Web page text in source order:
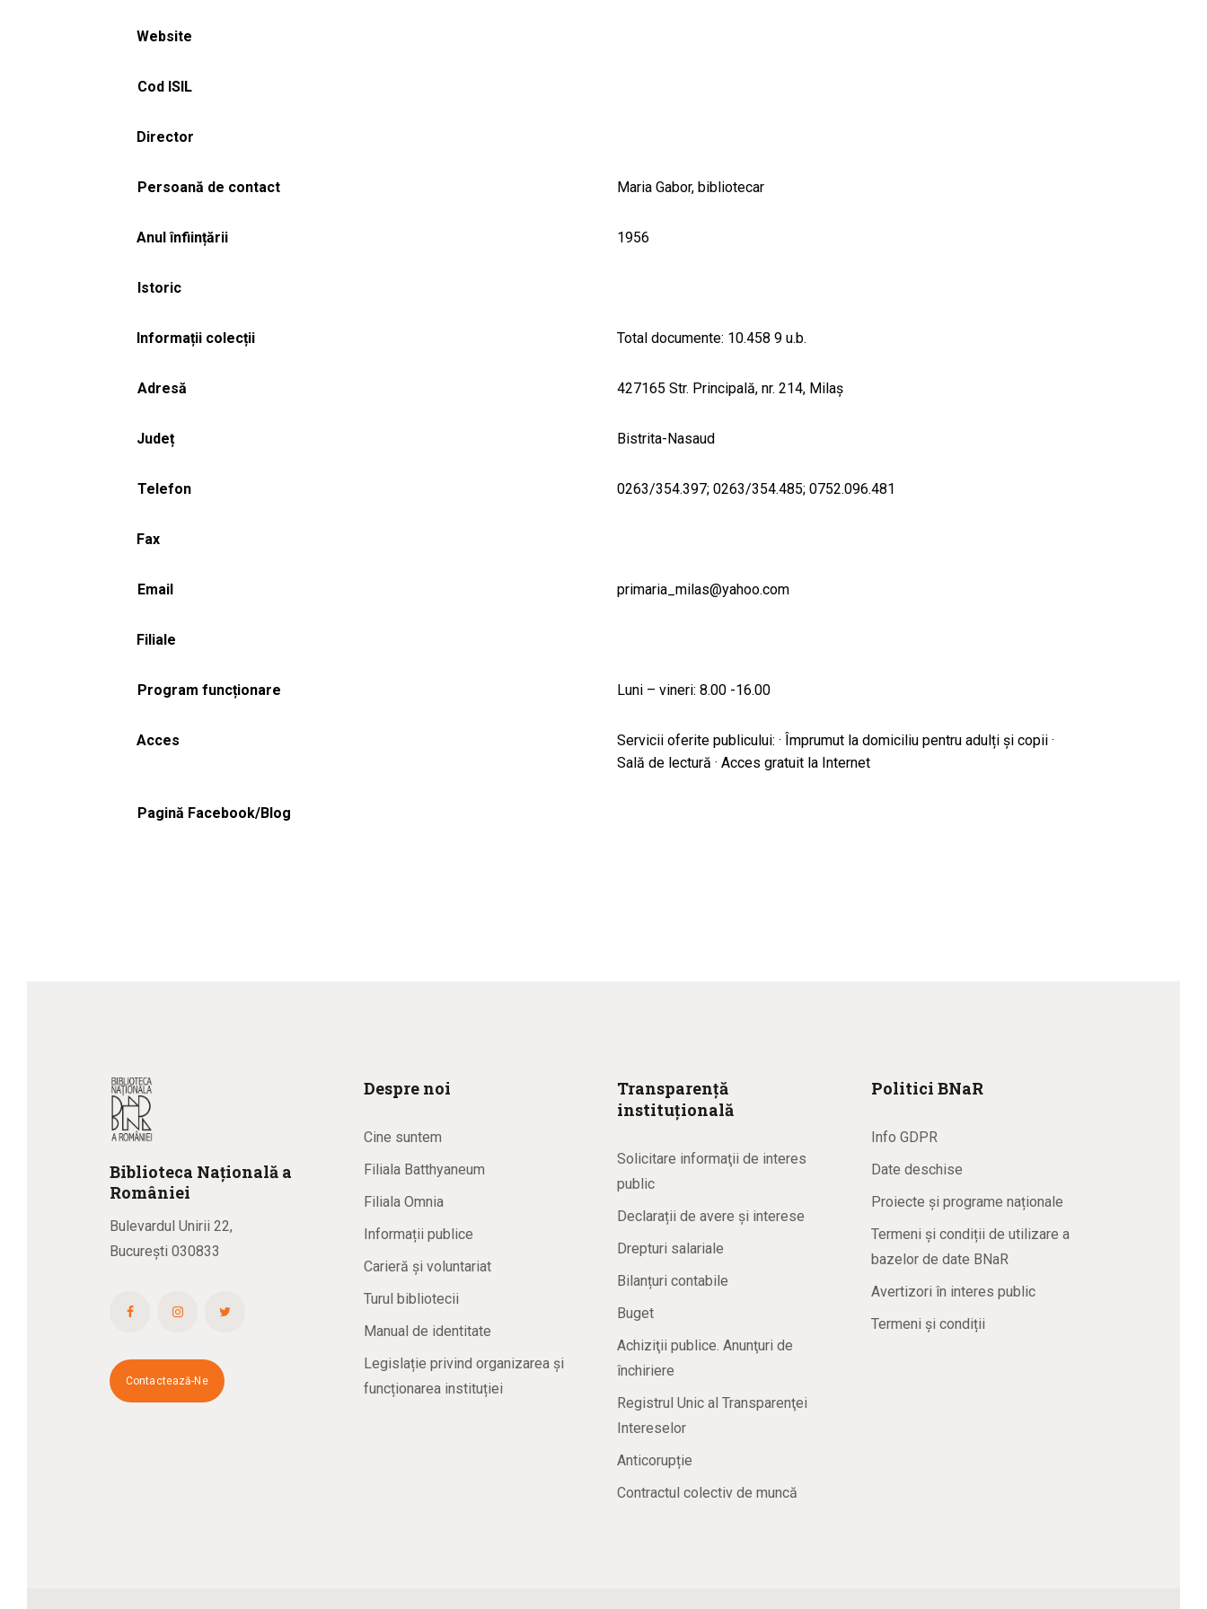
Website
Cod ISIL
Director
Persoană de contact Maria Gabor, bibliotecar
Anul înființării 1956
Istoric
Informații colecții Total documente: 10.458 9 u.b.
Adresă 427165 Str. Principală, nr. 214, Milaș
Județ Bistrita-Nasaud
Telefon 0263/354.397; 0263/354.485; 0752.096.481
Fax
Email primaria_milas@yahoo.com
Filiale
Program funcționare Luni – vineri: 8.00 -16.00
Acces
Servicii oferite publicului: · Împrumut la domiciliu pentru adulți și copii ·
Sală de lectură · Acces gratuit la Internet
Pagină Facebook/Blog
Biblioteca Națională a
României
Bulevardul Unirii 22,
București 030833
Contactează-Ne
Despre noi
Cine suntem
Filiala Batthyaneum
Filiala Omnia
Informații publice
Carieră și voluntariat
Turul bibliotecii
Manual de identitate
Legislație privind organizarea și
funcționarea instituției
Transparență
instituțională
Solicitare informaţii de interes
public
Declarații de avere și interese
Drepturi salariale
Bilanțuri contabile
Buget
Achiziţii publice. Anunţuri de
închiriere
Registrul Unic al Transparenţei
Intereselor
Anticorupție
Contractul colectiv de muncă
Politici BNaR
Info GDPR
Date deschise
Proiecte și programe naționale
Termeni și condiții de utilizare a
bazelor de date BNaR
Avertizori în interes public
Termeni și condiții